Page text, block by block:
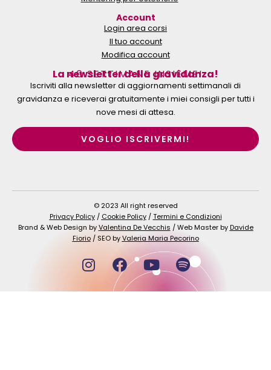
Account
Login area corsi
Il tuo account
Modifica account
40 SETTIMANE INSIEME!
La newsletter della gravidanza!
Iscriviti alla newsletter di aggiornamenti settimanali di
gravidanza e riceverai gratuitamente i miei consigli per tutti i
nove mesi di attesa.
VOGLIO ISCRIVERMI!
© 2023 All right reserved
Privacy Policy/ Cookie Policy/Termini e Condizioni
Brand & Web Design byValentina De Vecchis / Web Master by Davide
Fiorio/ SEO byValeria Maria Pecorino
I
n
F
a
c
Y
o
S
p
o